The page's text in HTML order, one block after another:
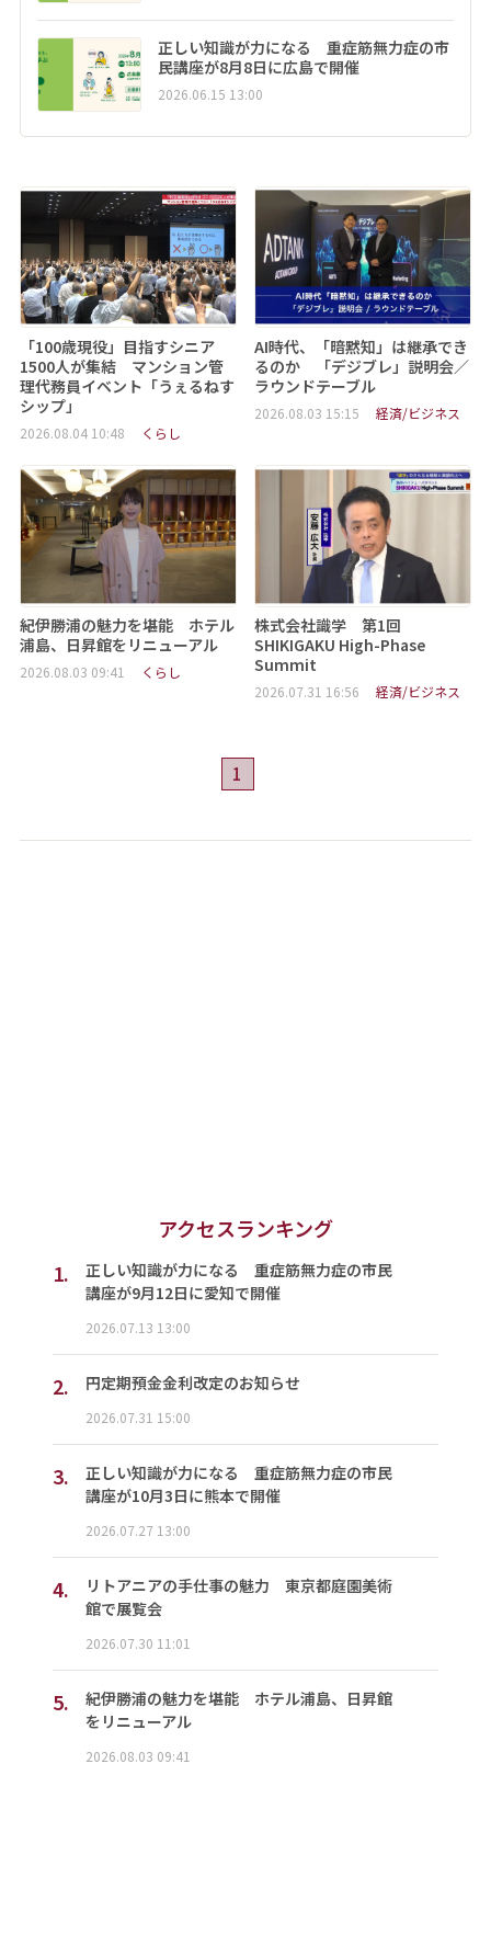
正しい知識が力になる 重症筋無力症の市
民講座が8月8日に広島で開催
2026.06.15 13:00
「100歳現役」目指すシニア
1500人が集結 マンション管
理代務員イベント「うぇるねす
シップ」
2026.08.04 10:48 くらし
AI時代、「暗黙知」は継承でき
るのか 「デジブレ」説明会／
ラウンドテーブル
2026.08.03 15:15 経済/ビジネス
紀伊勝浦の魅力を堪能 ホテル
浦島、日昇館をリニューアル
2026.08.03 09:41 くらし
株式会社識学 第1回
SHIKIGAKU High-Phase
Summit
2026.07.31 16:56 経済/ビジネス
1
アクセスランキング
1.
正しい知識が力になる 重症筋無力症の市民
講座が9月12日に愛知で開催
2026.07.13 13:00
2. 円定期預金金利改定のお知らせ
2026.07.31 15:00
3.
正しい知識が力になる 重症筋無力症の市民
講座が10月3日に熊本で開催
2026.07.27 13:00
4.
リトアニアの手仕事の魅力 東京都庭園美術
館で展覧会
2026.07.30 11:01
5.
紀伊勝浦の魅力を堪能 ホテル浦島、日昇館
をリニューアル
2026.08.03 09:41